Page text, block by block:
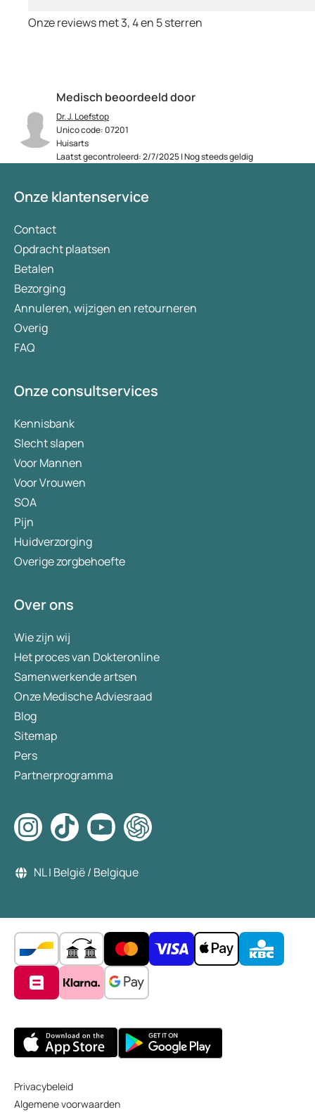
Medisch beoordeeld door
Dr. J. Loefstop
Unico code: 07201
Huisarts
Laatst gecontroleerd: 2/7/2025 | Nog steeds geldig
Onze reviews met 3, 4 en 5 sterren
Onze klantenservice
Contact
Opdracht plaatsen
Betalen
Bezorging
Annuleren, wijzigen en retourneren
Overig
FAQ
Onze consultservices
Kennisbank
Slecht slapen
Voor Mannen
Voor Vrouwen
SOA
Pijn
Huidverzorging
Overige zorgbehoefte
Over ons
Wie zijn wij
Het proces van Dokteronline
Samenwerkende artsen
Onze Medische Adviesraad
Blog
Sitemap
Pers
Partnerprogramma
NL | België / Belgique
Privacybeleid
Algemene voorwaarden